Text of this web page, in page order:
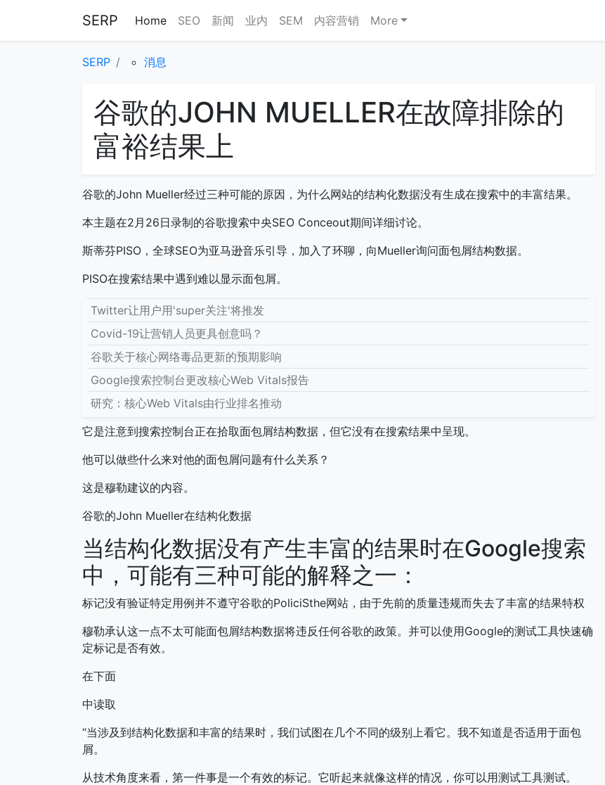
SERP Home SEO 新闻 业内 SEM 内容营销 More
SERP 消息
谷歌的JOHN MUELLER在故障排除的
富裕结果上
谷歌的John Mueller经过三种可能的原因，为什么网站的结构化数据没有生成在搜索中的丰富结果。
本主题在2月26日录制的谷歌搜索中央SEO Conceout期间详细讨论。
斯蒂芬PISO，全球SEO为亚马逊音乐引导，加入了环聊，向Mueller询问面包屑结构数据。
PISO在搜索结果中遇到难以显示面包屑。
Twitter让用户用'super关注'将推发
Covid-19让营销人员更具创意吗？
谷歌关于核心网络毒品更新的预期影响
Google搜索控制台更改核心Web Vitals报告
研究：核心Web Vitals由行业排名推动
它是注意到搜索控制台正在拾取面包屑结构数据，但它没有在搜索结果中呈现。
他可以做些什么来对他的面包屑问题有什么关系？
这是穆勒建议的内容。
谷歌的John Mueller在结构化数据
当结构化数据没有产生丰富的结果时在Google搜索
中，可能有三种可能的解释之一：
标记没有验证特定用例并不遵守谷歌的PoliciSthe网站，由于先前的质量违规而失去了丰富的结果特权
穆勒承认这一点不太可能面包屑结构数据将违反任何谷歌的政策。并可以使用Google的测试工具快速确
定标记是否有效。
在下面
中读取
“当涉及到结构化数据和丰富的结果时，我们试图在几个不同的级别上看它。我不知道是否适用于面包
屑。
从技术角度来看，第一件事是一个有效的标记。它听起来就像这样的情况，你可以用测试工具测试。